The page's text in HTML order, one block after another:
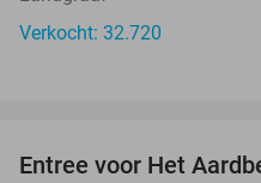
Verkocht: 32.720
Entree voor Het